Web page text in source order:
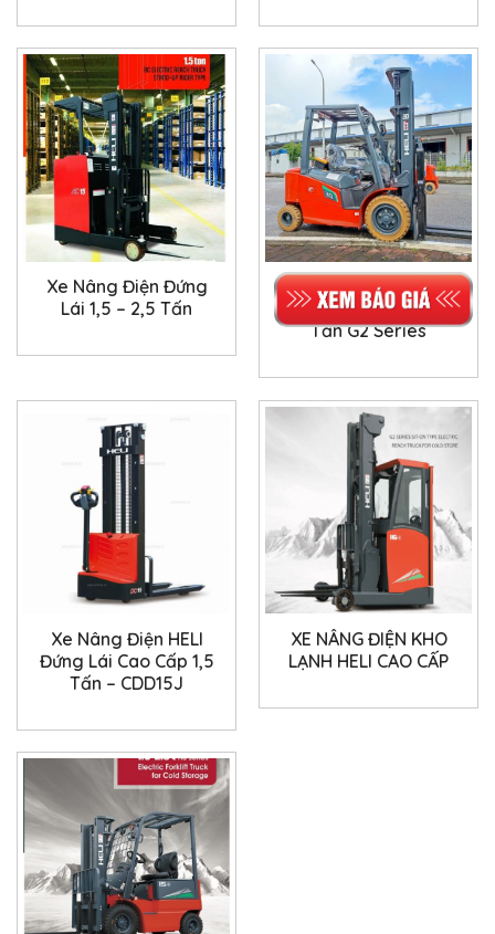
Xe Nâng Điện Đứng
Lái 1,5 – 2,5 Tấn
Xe Nâng Điện Heli
Acquy Lithium 1,8-3,8
Tấn G2 Series
Xe Nâng Điện HELI
Đứng Lái Cao Cấp 1,5
Tấn – CDD15J
XE NÂNG ĐIỆN KHO
LẠNH HELI CAO CẤP